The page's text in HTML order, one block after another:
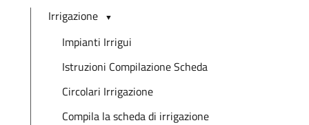
Irrigazione
Impianti Irrigui
Istruzioni Compilazione Scheda
Circolari Irrigazione
Compila la scheda di irrigazione